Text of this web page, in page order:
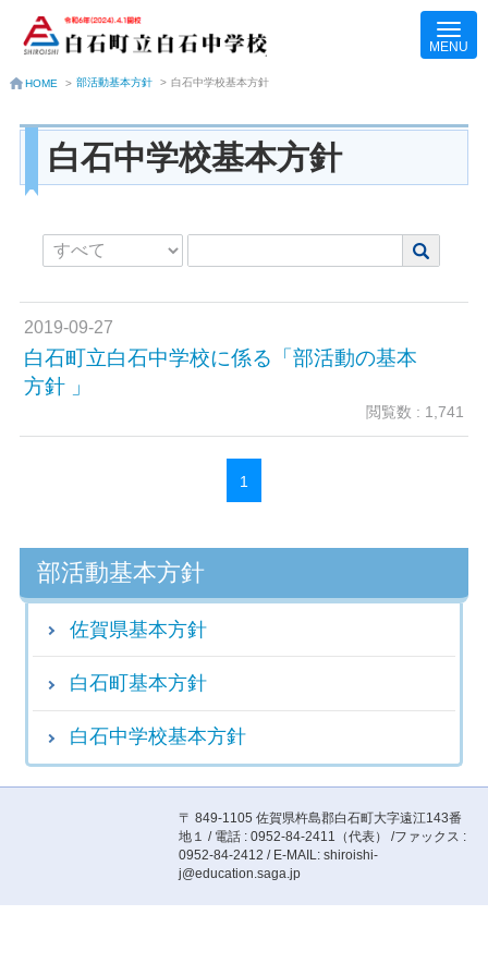
HOME > 部活動基本方針 > 白石中学校基本方針
白石中学校基本方針
2019-09-27
白石町立白石中学校に係る「部活動の基本
方針 」
閲覧数 : 1,741
1
部活動基本方針
佐賀県基本方針
白石町基本方針
白石中学校基本方針
〒 849-1105 佐賀県杵島郡白石町大字遠江143番
地１ / 電話 : 0952-84-2411（代表） /ファックス :
0952-84-2412 / E-MAIL: shiroishi-
j@education.saga.jp